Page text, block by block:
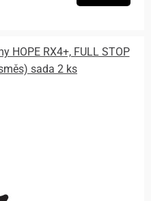
HOPE RX4+, FULL STOP
sada 2 ks